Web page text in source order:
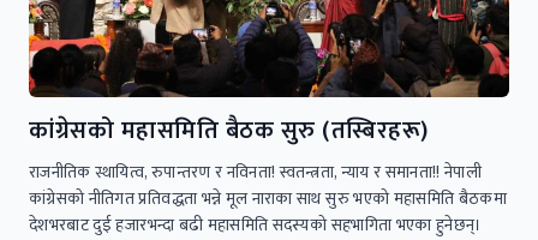
कांग्रेसको महासमिति बैठक सुरु (तस्बिरहरू)
राजनीतिक स्थायित्व, रुपान्तरण र नविनता! स्वतन्त्रता, न्याय र समानता!! नेपाली
कांग्रेसको नीतिगत प्रतिवद्धता भन्ने मूल नाराका साथ सुरु भएको महासमिति बैठकमा
देशभरबाट दुई हजारभन्दा बढी महासमिति सदस्यको सहभागिता भएका हुनेछन्।